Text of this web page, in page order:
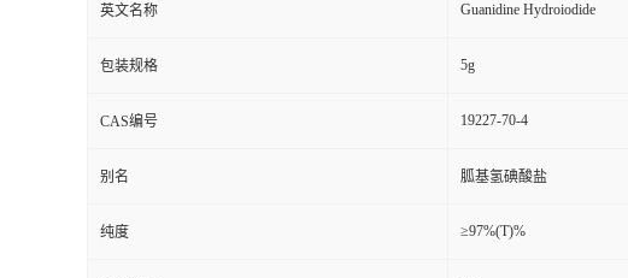
英文名称 Guanidine Hydroiodide
包装规格 5g
CAS编号 19227-70-4
别名 胍基氢碘酸盐
纯度 ≥97%(T)%